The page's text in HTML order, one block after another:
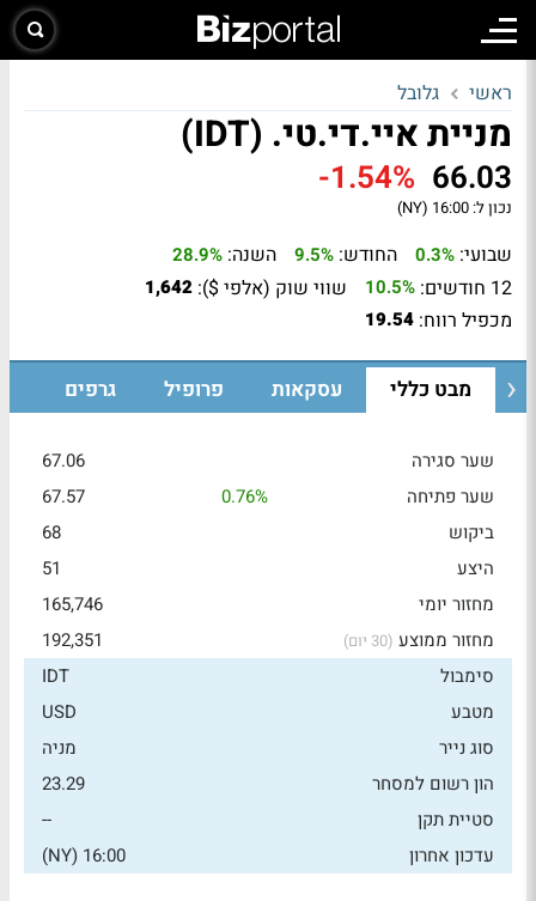
ראשי גלובל
מניית איי.די.טי. (IDT)
66.03
-1.54%
נכון ל: 16:00 (NY)
שבועי: 0.3% החודש: 9.5% השנה: 28.9%
12 חודשים: 10.5% שווי שוק (אלפי $): 1,642
מכפיל רווח: 19.54
מבט כללי עסקאות פרופיל גרפים
שער סגירה
67.06
שער פתיחה
0.76%
67.57
ביקוש
68
היצע
51
מחזור יומי
165,746
מחזור ממוצע (30 יום)
192,351
סימבול
IDT
מטבע
USD
סוג נייר
מניה
הון רשום למסחר
23.29
סטיית תקן
--
עדכון אחרון
16:00 (NY)